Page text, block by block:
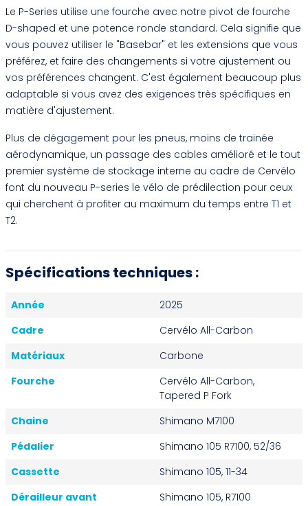
Le P-Series utilise une fourche avec notre pivot de fourche
D-shaped et une potence ronde standard. Cela signifie que
vous pouvez utiliser le "Basebar" et les extensions que vous
préférez, et faire des changements si votre ajustement ou
vos préférences changent. C'est également beaucoup plus
adaptable si vous avez des exigences très spécifiques en
matière d'ajustement.
Plus de dégagement pour les pneus, moins de trainée
aérodynamique, un passage des cables amélioré et le tout
premier système de stockage interne au cadre de Cervélo
font du nouveau P-series le vélo de prédilection pour ceux
qui cherchent à profiter au maximum du temps entre T1 et
T2.
Spécifications techniques :
Année
2025
Cadre
Cervélo All-Carbon
Matériaux
Carbone
Fourche
Cervélo All-Carbon,
Tapered P Fork
Chaine
Shimano M7100
Pédalier
Shimano 105 R7100, 52/36
Cassette
Shimano 105, 11-34
Dérailleur avant
Shimano 105, R7100